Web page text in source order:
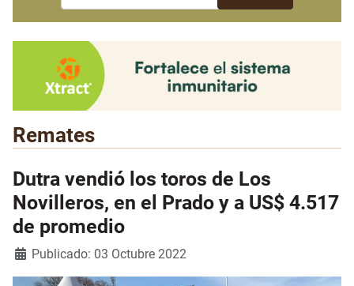
Remates
Dutra vendió los toros de Los
Novilleros, en el Prado y a US$ 4.517
de promedio
Detalles
Publicado: 03 Octubre 2022